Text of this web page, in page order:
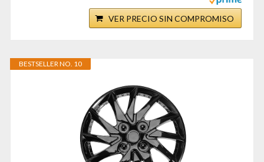
VER PRECIO SIN COMPROMISO
BESTSELLER NO. 10